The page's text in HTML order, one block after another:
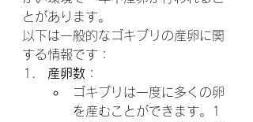
とがあります。
以下は一般的なゴキブリの産卵に関
する情報です：
産卵数 ：
ゴキブリは一度に多くの卵
を産むことができます。1